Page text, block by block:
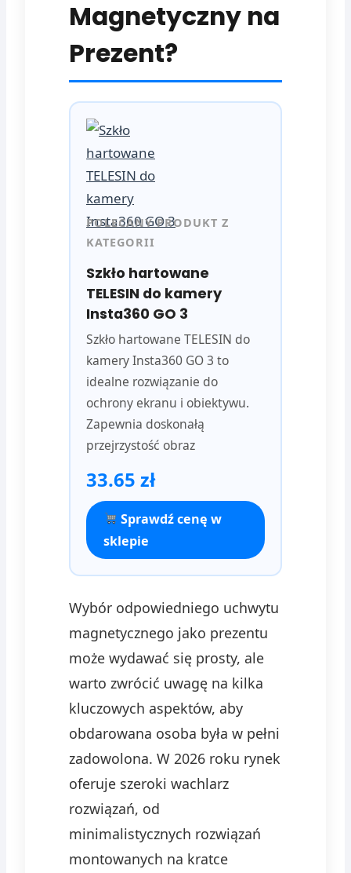
Magnetyczny na
Prezent?
POLECANY PRODUKT Z
KATEGORII
Szkło hartowane
TELESIN do kamery
Insta360 GO 3
Szkło hartowane TELESIN do
kamery Insta360 GO 3 to
idealne rozwiązanie do
ochrony ekranu i obiektywu.
Zapewnia doskonałą
przejrzystość obraz
33.65 zł
Sprawdź cenę w
sklepie
Wybór odpowiedniego uchwytu
magnetycznego jako prezentu
może wydawać się prosty, ale
warto zwrócić uwagę na kilka
kluczowych aspektów, aby
obdarowana osoba była w pełni
zadowolona. W 2026 roku rynek
oferuje szeroki wachlarz
rozwiązań, od
minimalistycznych rozwiązań
montowanych na kratce